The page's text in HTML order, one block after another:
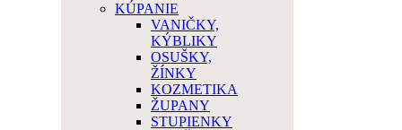
KÚPANIE
VANIČKY,
KÝBLIKY
OSUŠKY,
ŽÍNKY
KOZMETIKA
ŽUPANY
STUPIENKY